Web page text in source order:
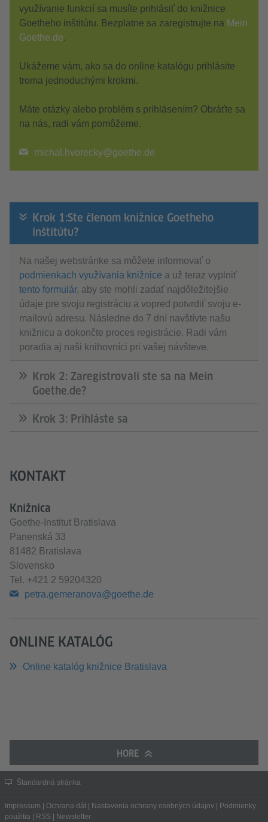
využívanie funkcií sa musíte prihlásiť do knižnice
Goetheho inštitútu. Bezplatne sa zaregistrujte na Mein
Goethe.de.
Ukážeme vám, ako sa do online katalógu prihlásite
troma jednoduchými krokmi.
Máte otázky alebo problém s prihlásením? Obráťte sa
na nás, radi vám pomôžeme.
michal.hvorecky@goethe.de
Krok 1:Ste členom knižnice Goetheho
inštitútu?
Na našej webstránke sa môžete informovať o
podmienkach využívania knižnice a už teraz vyplniť
tento formulár, aby ste mohli zadať najdôležitejšie
údaje pre svoju registráciu a vopred potvrdiť svoju e-
mailovú adresu. Následne do 7 dní navštívte našu
knižnicu a dokončte proces registrácie. Radi vám
poradia aj naši knihovníci pri vašej návšteve.
Krok 2: Zaregistrovali ste sa na Mein
Goethe.de?
Krok 3: Prihláste sa
KONTAKT
Knižnica
Goethe-Institut Bratislava
Panenská 33
81482 Bratislava
Slovensko
Tel. +421 2 59204320
petra.gemeranova@goethe.de
ONLINE KATALÓG
Online katalóg knižnice Bratislava
HORE
Štandardná stránka
Impressum Ochrana dát Nastavenia ochrany osobných údajov
Podmienky
použitia
RSS Newsletter